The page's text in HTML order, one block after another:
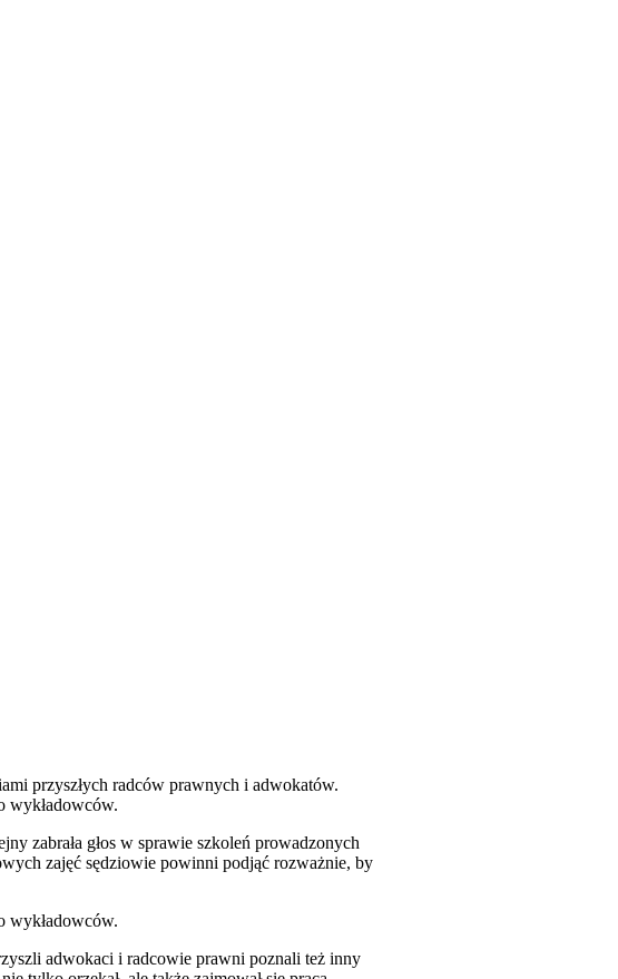
przyszłych radców prawnych i adwokatów.
wykładowców.
zabrała głos w sprawie szkoleń prowadzonych
zajęć sędziowie powinni podjąć rozważnie, by
wykładowców.
adwokaci i radcowie prawni poznali też inny